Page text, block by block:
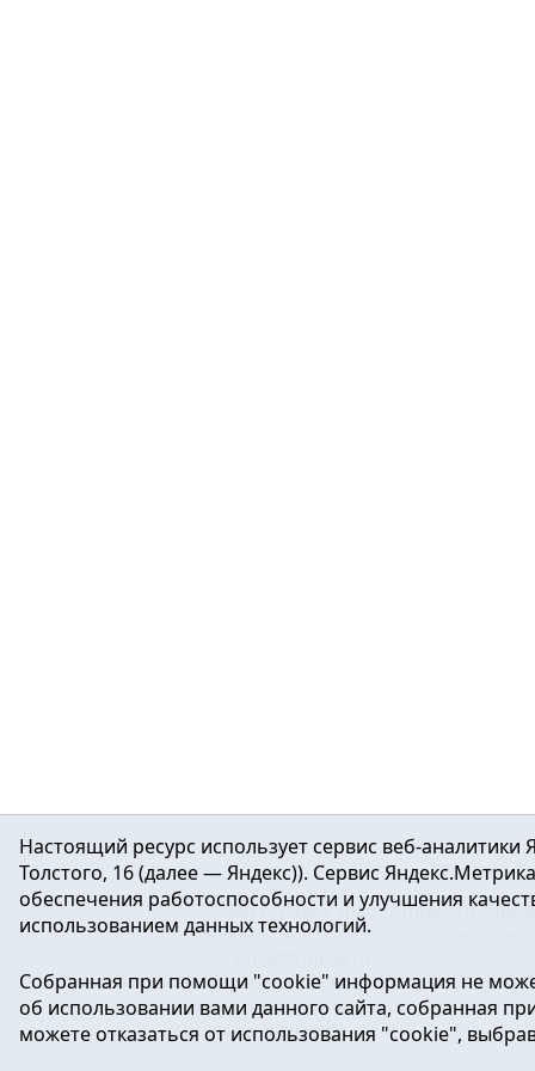
16+ ©Ялуторовск знает / Новости
Учредитель: АНО «ИИЦ « Ялуторовская
Регистрационный номер ЭЛ № ФС 77-
массовых коммуникаций.
Политика оператора
Настоящий ресурс использует сервис веб-
Толстого, 16 (далее — Яндекс)). Сервис
обеспечения работоспособности и улучшения
использованием данных технологий.
Собранная при помощи "cookie" информация не
об использовании вами данного сайта, собранная
можете отказаться от использования "cookie",